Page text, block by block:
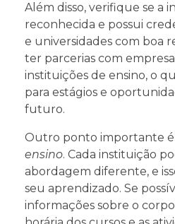
Além disso, verifique se a
reconhecida e possui
e universidades com boa
ter parcerias com
instituições de ensino, o
para estágios e
futuro.
Outro ponto importante é
ensino. Cada instituição
abordagem diferente, e
seu aprendizado. Se
informações sobre o